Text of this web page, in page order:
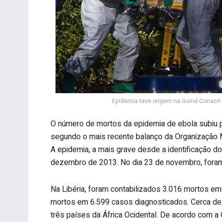
Epidemia teve origem na Guiné-
O número de mortos da epidemia de ebola
segundo o mais recente balanço da
A epidemia, a mais grave desde a identificação
dezembro de 2013. No dia 23 de novembro,
Na Libéria, foram contabilizados 3.016 mortos
mortos em 6.599 casos diagnosticados. Cerca
três países da África Ocidental. De acordo com